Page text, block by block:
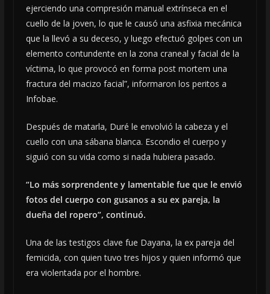
ejerciendo una compresión manual extrínseca en el
cuello de la joven, lo que le causó una asfixia mecánica
que la llevó a su deceso, y luego efectuó golpes con un
elemento contundente en la zona craneal y facial de la
víctima, lo que provocó en forma post mortem una
fractura del macizo facial”, informaron los peritos a
Infobae.
Después de matarla, Duré le envolvió la cabeza y el
cuello con una sábana blanca. Escondio el cuerpo y
siguió con su vida como si nada hubiera pasado.
“Lo más sorprendente y lamentable fue que le envió
fotos del cuerpo con gusanos a su ex pareja, la
dueña del ropero”, continuó.
Una de las testigos clave fue Dayana, la ex pareja del
femicida, con quien tuvo tres hijos y quien informó que
era violentada por el hombre.